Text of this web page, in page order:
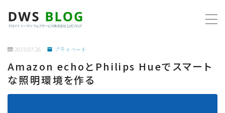
ホーム
AWS
2019.07.26 プライベート
Amazon echoとPhilips Hueでスマート
な照明環境を作る